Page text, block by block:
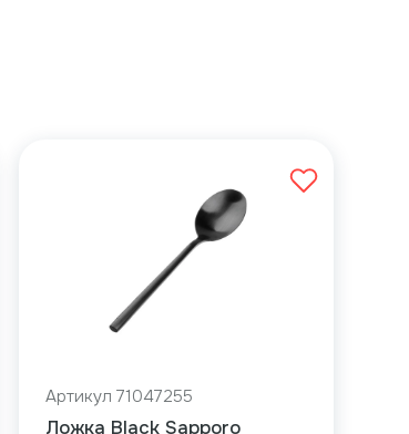
Артикул 71047255
Ложка Black Sapporo